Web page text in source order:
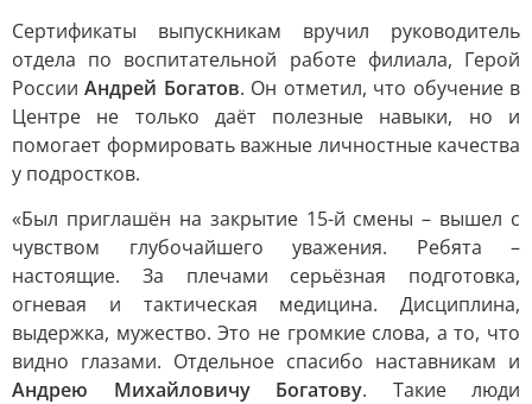
Сертификаты выпускникам вручил руководитель
отдела по воспитательной работе филиала, Герой
РоссииАндрей Богатов. Он отметил, что обучение в
Центре не только даёт полезные навыки, но и
помогает формировать важные личностные качества
у подростков.
«Был приглашён на закрытие 15-й смены – вышел с
чувством глубочайшего уважения. Ребята –
настоящие. За плечами серьёзная подготовка,
огневая и тактическая медицина. Дисциплина,
выдержка, мужество. Это не громкие слова, а то, что
видно глазами. Отдельное спасибо наставникам и
Андрею Михайловичу Богатову. Такие люди